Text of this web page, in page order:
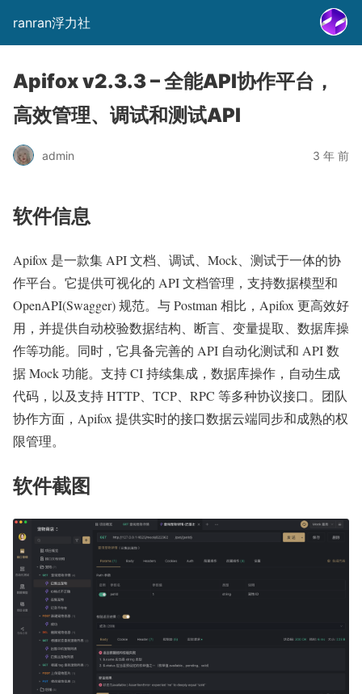
ranran浮力社
Apifox v2.3.3 – 全能API协作平台，
高效管理、调试和测试API
admin 3 年 前
软件信息
Apifox 是一款集 API 文档、调试、Mock、测试于一体的协
作平台。它提供可视化的 API 文档管理，支持数据模型和
OpenAPI(Swagger) 规范。与 Postman 相比，Apifox 更高效好
用，并提供自动校验数据结构、断言、变量提取、数据库操
作等功能。同时，它具备完善的 API 自动化测试和 API 数
据 Mock 功能。支持 CI 持续集成，数据库操作，自动生成
代码，以及支持 HTTP、TCP、RPC 等多种协议接口。团队
协作方面，Apifox 提供实时的接口数据云端同步和成熟的权
限管理。
软件截图